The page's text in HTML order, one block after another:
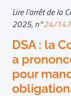
Lire l’arrêt de la
2025, n°24/
DSA : la
a
pour